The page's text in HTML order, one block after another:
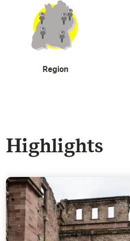
Region
Highlights
Der Fassbau - Feiern im Königssaal